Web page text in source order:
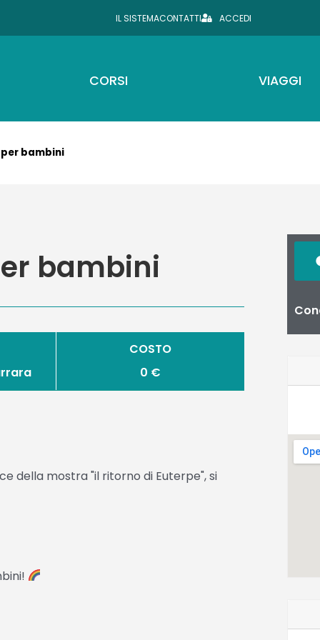
IL SISTEMACONTATTI ACCEDI
CORSI VIAGGI
bambini
bambini
COSTO
0 €
della mostra "il ritorno di Euterpe", si